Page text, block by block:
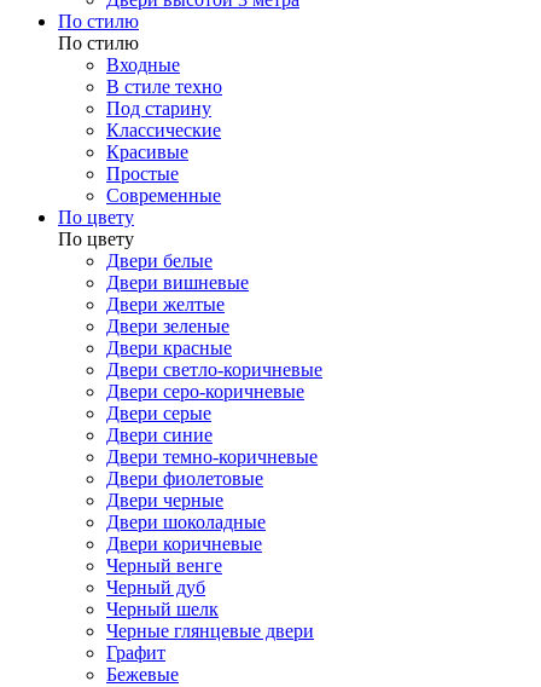
По стилю
По стилю
Входные
В стиле техно
Под старину
Классические
Красивые
Простые
Современные
По цвету
По цвету
Двери белые
Двери вишневые
Двери желтые
Двери зеленые
Двери красные
Двери светло-коричневые
Двери серо-коричневые
Двери серые
Двери синие
Двери темно-коричневые
Двери фиолетовые
Двери черные
Двери шоколадные
Двери коричневые
Черный венге
Черный дуб
Черный шелк
Черные глянцевые двери
Графит
Бежевые